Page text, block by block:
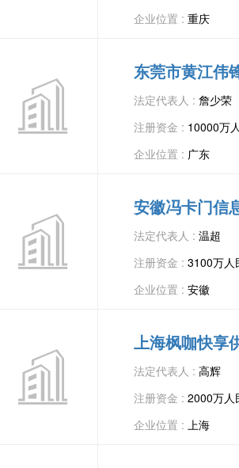
企业位置 : 重庆
东莞市黄江伟
法定代表人 : 詹少荣
注册资金 : 10000万
企业位置 : 广东
安徽冯卡门信
法定代表人 : 温超
注册资金 : 3100万人
企业位置 : 安徽
上海枫咖快享
法定代表人 : 高辉
注册资金 : 2000万人
企业位置 : 上海